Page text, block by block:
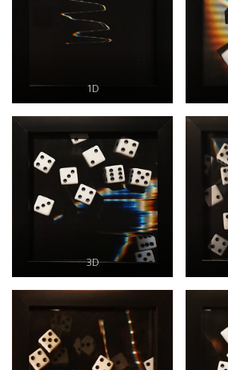
1D
3D